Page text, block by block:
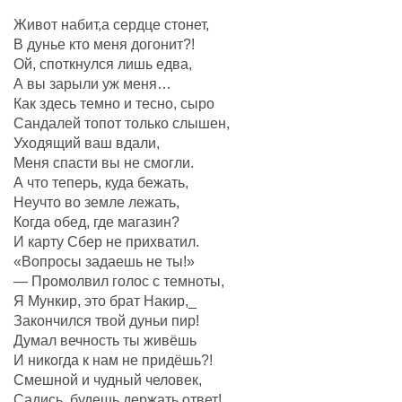
Живот набит,а сердце стонет,
В дунье кто меня догонит?!
Ой, споткнулся лишь едва,
А вы зарыли уж меня…
Как здесь темно и тесно, сыро
Сандалей топот только слышен,
Уходящий ваш вдали,
Меня спасти вы не смогли.
А что теперь, куда бежать,
Неучто во земле лежать,
Когда обед, где магазин?
И карту Сбер не прихватил.
«Вопросы задаешь не ты!»
— Промолвил голос с темноты,
Я Мункир, это брат Накир,_
Закончился твой дуньи пир!
Думал вечность ты живёшь
И никогда к нам не придёшь?!
Смешной и чудный человек,